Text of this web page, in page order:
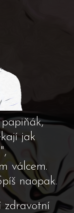
jak
válcem.
naopak.
zdravotní